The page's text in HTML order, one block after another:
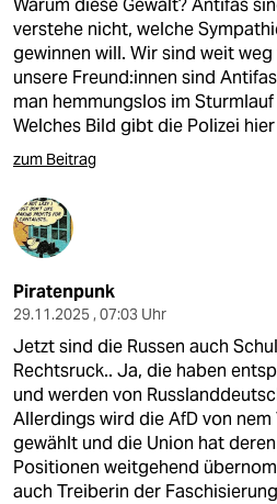
Warum diese Gewalt? Antifas
verstehe nicht, welche
gewinnen will. Wir sind weit weg
unsere Freund:innen sind
man hemmungslos im
Welches Bild gibt die Polizei
zum Beitrag
Piratenpunk
29.11.2025 , 07:03 Uhr
Jetzt sind die Russen auch
Rechtsruck.. Ja, die haben
und werden von
Allerdings wird die AfD von
gewählt und die Union hat
Positionen weitgehend
auch Treiberin der